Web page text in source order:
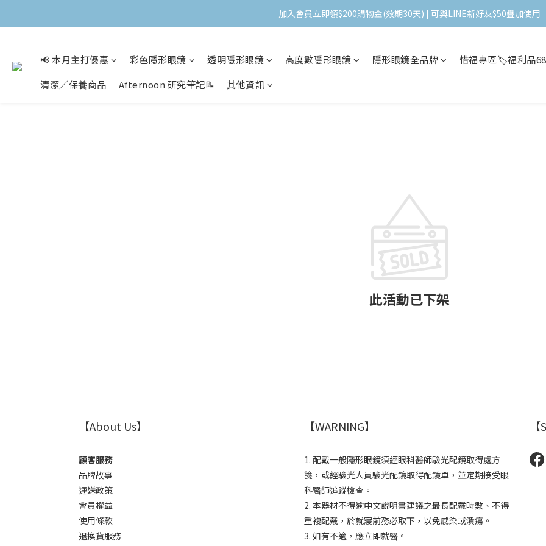
加入會員立即領$200購物金(效期30天) | 可與LINE新好友$50疊加使用
加入會員立即領$200購物金(效期30天) | 可與LINE新好友$50疊加使用
登入領取 < 本月免運券與折價券 >
📢 本月主打優惠 彩色隱形眼鏡 透明隱形眼鏡 高度數隱形眼鏡 隱形眼鏡全品牌
惜福專區🏷️福利品
清潔／保養商品
Afternoon 研究筆記📝 其他資訊
此活動已下架
【About Us】
顧客服務
品牌故事
運送政策
會員權益
使用條款
退換貨服務
【WARNING】
1. 配戴一般隱形眼鏡須經眼科醫師驗光配鏡取得處方
箋，或經驗光人員驗光配鏡取得配鏡單，並定期接受眼
科醫師追蹤檢查。
2. 本器材不得逾中文說明書建議之最長配戴時數、不得
重複配戴，於就寢前務必取下，以免感染或潰瘍。
3. 如有不適，應立即就醫。